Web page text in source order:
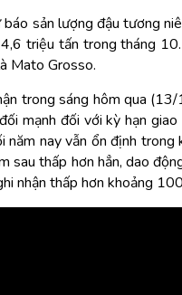
báo sản lượng đậu tương
triệu tấn trong tháng
Mato Grosso.
trong sáng hôm qua
mạnh đối với kỳ hạn
năm nay vẫn ổn định
sau thấp hơn hẳn, dao
nhận thấp hơn khoảng